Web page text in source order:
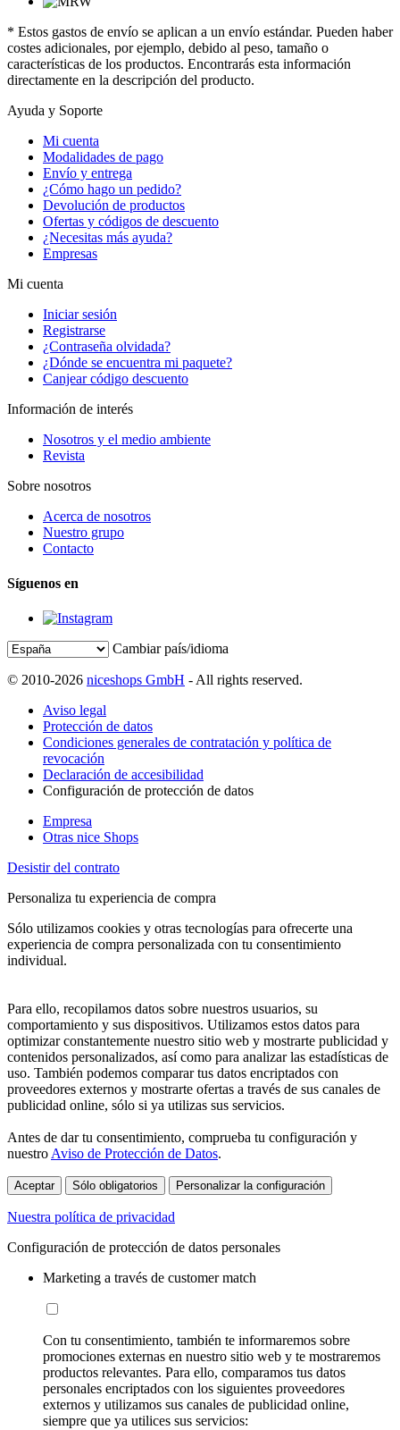
* Estos gastos de envío se aplican a un envío estándar. Pueden haber
costes adicionales, por ejemplo, debido al peso, tamaño o
características de los productos. Encontrarás esta información
directamente en la descripción del producto.
Ayuda y Soporte
Mi cuenta
Modalidades de pago
Envío y entrega
¿Cómo hago un pedido?
Devolución de productos
Ofertas y códigos de descuento
¿Necesitas más ayuda?
Empresas
Mi cuenta
Iniciar sesión
Registrarse
¿Contraseña olvidada?
¿Dónde se encuentra mi paquete?
Canjear código descuento
Información de interés
Nosotros y el medio ambiente
Revista
Sobre nosotros
Acerca de nosotros
Nuestro grupo
Contacto
Síguenos en
Cambiar país/idioma
© 2010-2026 niceshops GmbH - All rights reserved.
Aviso legal
Protección de datos
Condiciones generales de contratación y política de
revocación
Declaración de accesibilidad
Configuración de protección de datos
Empresa
Otras nice Shops
Desistir del contrato
Personaliza tu experiencia de compra
Sólo utilizamos cookies y otras tecnologías para ofrecerte una
experiencia de compra personalizada con tu consentimiento
individual.
Para ello, recopilamos datos sobre nuestros usuarios, su
comportamiento y sus dispositivos. Utilizamos estos datos para
optimizar constantemente nuestro sitio web y mostrarte publicidad y
contenidos personalizados, así como para analizar las estadísticas de
uso. También podemos comparar tus datos encriptados con
proveedores externos y mostrarte ofertas a través de sus canales de
publicidad online, sólo si ya utilizas sus servicios.
Antes de dar tu consentimiento, comprueba tu configuración y
nuestro Aviso de Protección de Datos.
Aceptar Sólo obligatorios Personalizar la configuración
Nuestra política de privacidad
Configuración de protección de datos personales
Marketing a través de customer match
Con tu consentimiento, también te informaremos sobre
promociones externas en nuestro sitio web y te mostraremos
productos relevantes. Para ello, comparamos tus datos
personales encriptados con los siguientes proveedores
externos y utilizamos sus canales de publicidad online,
siempre que ya utilices sus servicios: